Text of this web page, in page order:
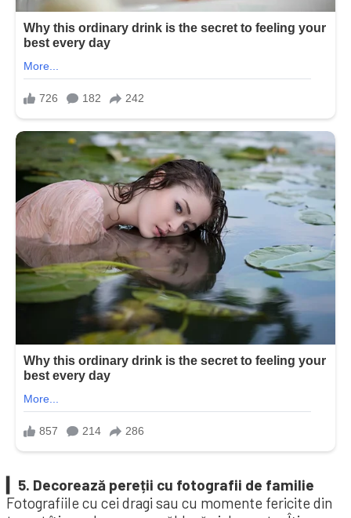
▎5. Decorează pereții cu fotografii de familie
Fotografiile cu cei dragi sau cu momente fericite din